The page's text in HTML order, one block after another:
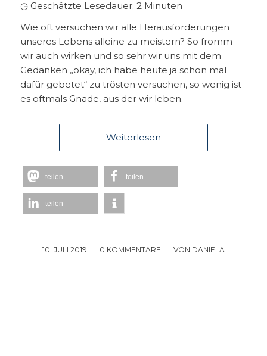
◷ Geschätzte Lesedauer: 2 Minuten
Wie oft versuchen wir alle Herausforderungen
unseres Lebens alleine zu meistern? So fromm
wir auch wirken und so sehr wir uns mit dem
Gedanken „okay, ich habe heute ja schon mal
dafür gebetet“ zu trösten versuchen, so wenig ist
es oftmals Gnade, aus der wir leben.
Weiterlesen
teilen teilen
teilen
10. JULI 2019
/ 0 KOMMENTARE
/ VON DANIELA